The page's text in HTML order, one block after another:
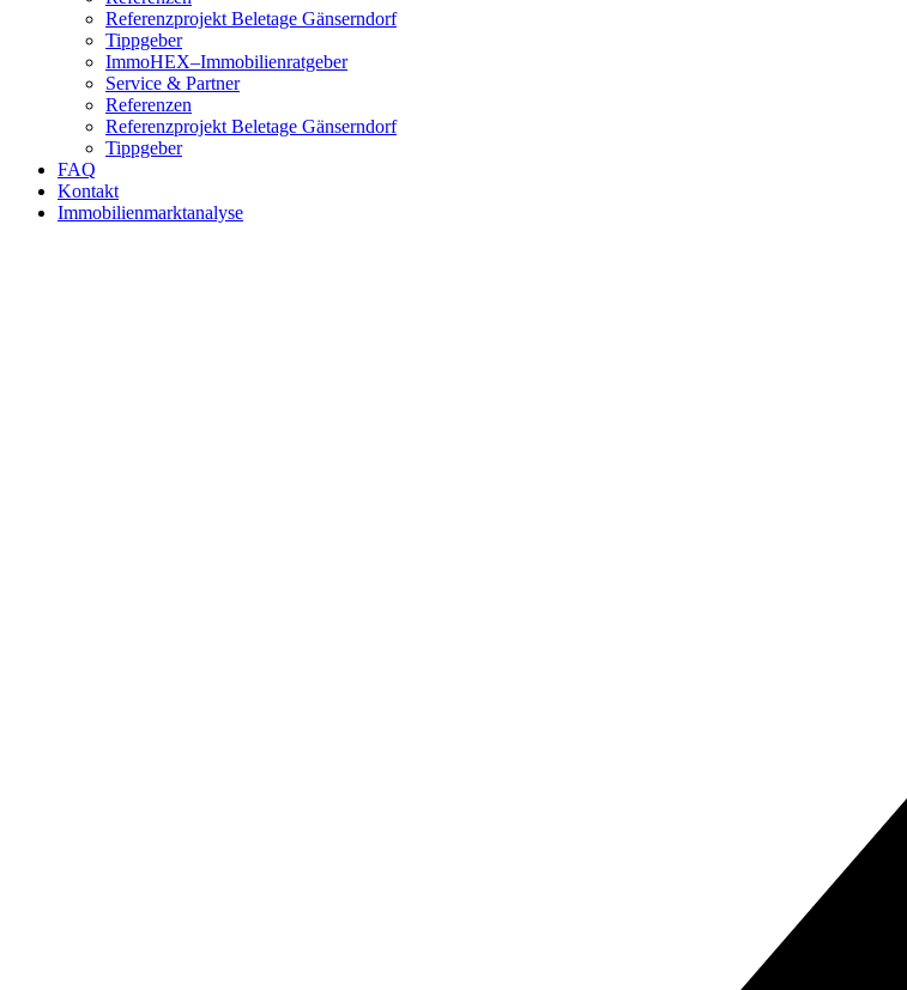
Referenzprojekt Beletage Gänserndorf
Tippgeber
ImmoHEX–Immobilienratgeber
Service & Partner
Referenzen
Referenzprojekt Beletage Gänserndorf
Tippgeber
FAQ
Kontakt
Immobilienmarktanalyse